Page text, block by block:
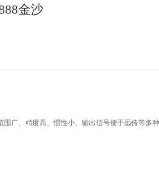
金沙
广、精度高、惯性小、输出信号便于远传等